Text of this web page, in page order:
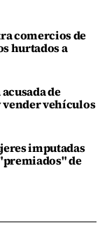
comercios de
hurtados a
de
vehículos
imputadas
de